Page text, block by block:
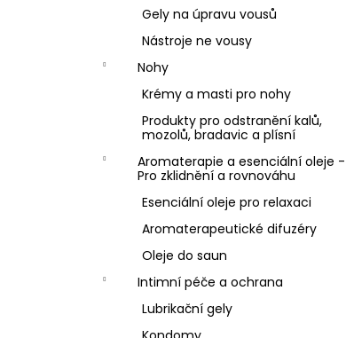
Gely na úpravu vousů
Nástroje ne vousy
Nohy
Krémy a masti pro nohy
Produkty pro odstranění kalů,
mozolů, bradavic a plísní
Aromaterapie a esenciální oleje -
Pro zklidnění a rovnováhu
Esenciální oleje pro relaxaci
Aromaterapeutické difuzéry
Oleje do saun
Intimní péče a ochrana
Lubrikační gely